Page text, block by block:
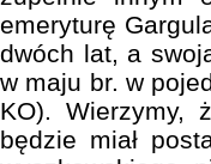
emeryturę
dwóch lat, a
w maju br. w
KO). Wierzymy,
będzie miał